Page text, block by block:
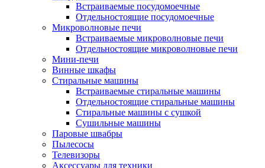
Встраиваемые посудомоечные
Отдельностоящие посудомоечные
Микроволновые печи
Встраиваемые микроволновые печи
Отдельностоящие микроволновые печи
Мини-печи
Винные шкафы
Стиральные машины
Встраиваемые стиральные машины
Отдельностоящие стиральные машины
Стиральные машины с сушкой
Сушильные машины
Паровые швабры
Пылесосы
Телевизоры
Аксессуары для техники